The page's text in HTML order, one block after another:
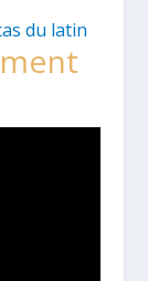
du latin